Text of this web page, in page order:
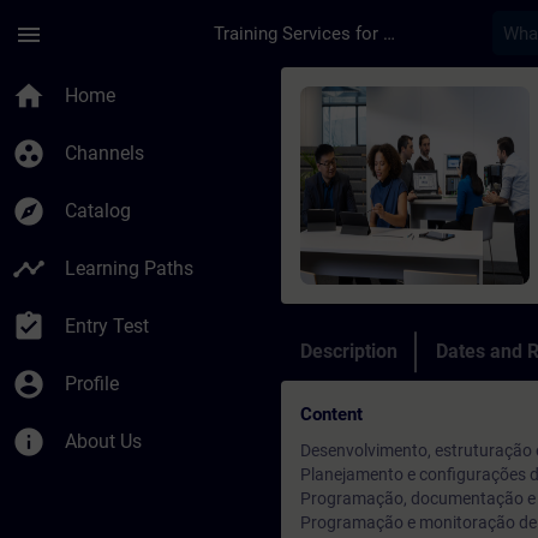
menu Training Services for Digital Industries
home Home
group_work Channels
explore Catalog
timeline Learning Paths
assignment_turned_in Entry Test
account_circle Profile
info About Us
Course -
Description Dates and
Content
Desenvolvimento, estruturação
Planejamento e configurações
Programação, documentação
Programação e monitoração